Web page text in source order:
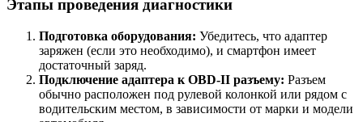
Этапы проведения диагностики
Подготовка оборудования: Убедитесь, что адаптер
заряжен (если это необходимо), и смартфон имеет
достаточный заряд.
Подключение адаптера к OBD-II разъему: Разъем
обычно расположен под рулевой колонкой или рядом с
водительским местом, в зависимости от марки и модели